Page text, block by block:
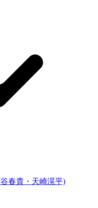
春貴・天崎滉平)